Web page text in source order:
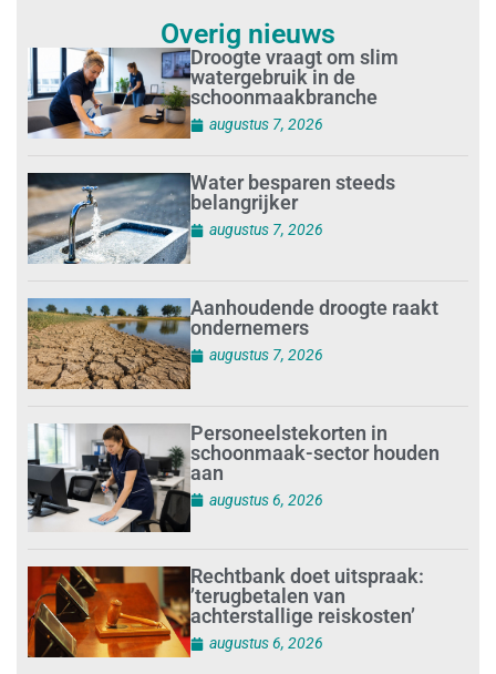
Overig nieuws
Droogte vraagt om slim
watergebruik in de
schoonmaakbranche
augustus 7, 2026
Water besparen steeds
belangrijker
augustus 7, 2026
Aanhoudende droogte raakt
ondernemers
augustus 7, 2026
Personeelstekorten in
schoonmaak-sector houden
aan
augustus 6, 2026
Rechtbank doet uitspraak:
’terugbetalen van
achterstallige reiskosten’
augustus 6, 2026